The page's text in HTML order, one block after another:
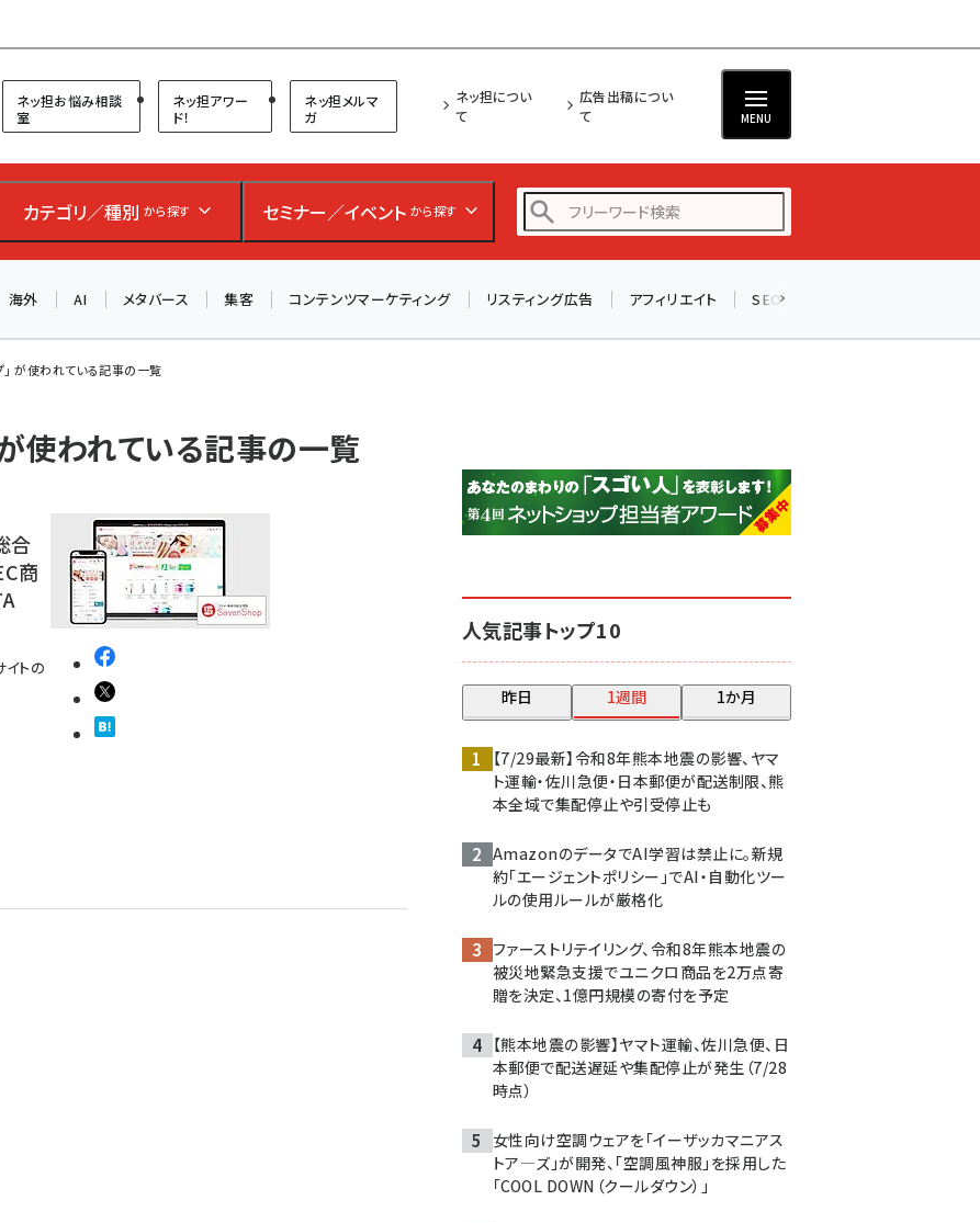
担当者フォーラム
ネッ担お悩み相談
室
ネッ担アワー
ド！
ネッ担メルマ
ガ
ネッ担につい
て
広告出稿につい
て
MENU
カテゴリ／種別 から探す セミナー／イベント から探す
アスクル (1119)
base (1077)
海外 AI メタバース 集客 コンテンツマーケティング リスティング広告 アフィリエイト SEO
」 が使われている記事の一覧
が使われている記事の一覧
合
商
トの
人気記事トップ10
昨日 1週間 1か月
【7/29最新】令和8年熊本地震の影響、ヤマ
ト運輸・佐川急便・日本郵便が配送制限、熊
本全域で集配停止や引受停止も
AmazonのデータでAI学習は禁止に。新規
約「エージェントポリシー」でAI・自動化ツー
ルの使用ルールが厳格化
ファーストリテイリング、令和8年熊本地震の
被災地緊急支援でユニクロ商品を2万点寄
贈を決定、1億円規模の寄付を予定
【熊本地震の影響】ヤマト運輸、佐川急便、日
本郵便で配送遅延や集配停止が発生（7/28
時点）
女性向け空調ウェアを「イーザッカマニアス
トア―ズ」が開発、「空調風神服」を採用した
「COOL DOWN（クールダウン）」